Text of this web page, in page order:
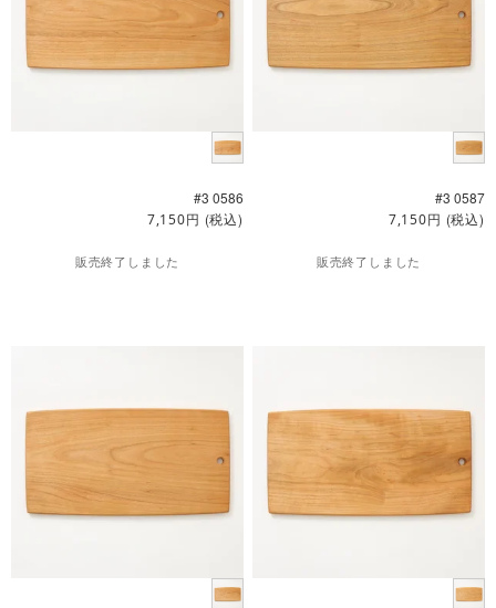
#3 0586
7,150円 (税込)
販売終了しました
#3 0587
7,150円 (税込)
販売終了しました